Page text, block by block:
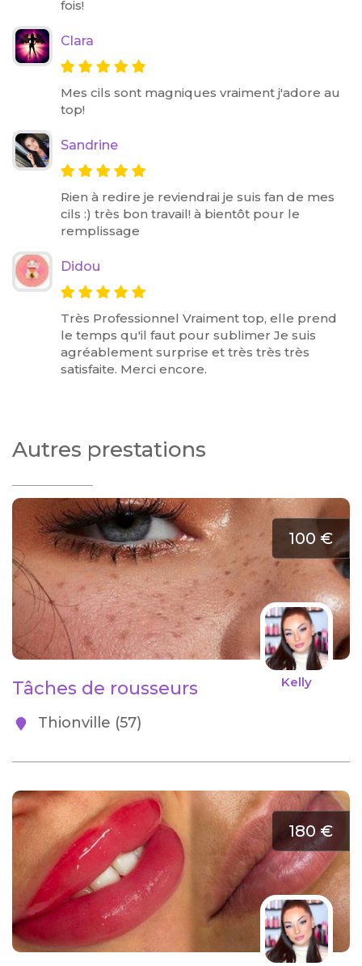
fois!
Clara
Mes cils sont magniques vraiment j'adore au
top!
Sandrine
Rien à redire je reviendrai je suis fan de mes
cils :) très bon travail! à bientôt pour le
remplissage
Didou
Très Professionnel Vraiment top, elle prend
le temps qu'il faut pour sublimer Je suis
agréablement surprise et très très très
satisfaite. Merci encore.
Autres prestations
100 €
Kelly
Tâches de rousseurs
Thionville (57)
180 €